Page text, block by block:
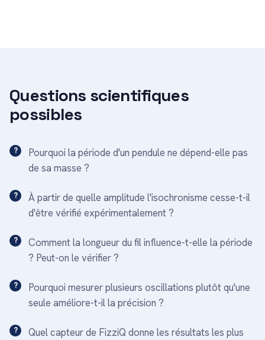
Questions scientifiques
possibles
Pourquoi la période d'un pendule ne dépend-elle pas
de sa masse ?
À partir de quelle amplitude l'isochronisme cesse-t-il
d'être vérifié expérimentalement ?
Comment la longueur du fil influence-t-elle la période
? Peut-on le vérifier ?
Pourquoi mesurer plusieurs oscillations plutôt qu'une
seule améliore-t-il la précision ?
Quel capteur de FizziQ donne les résultats les plus